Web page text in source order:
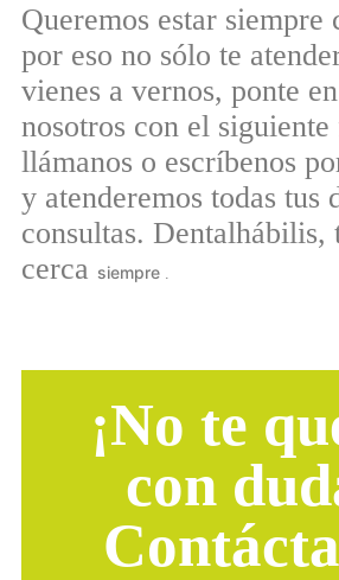
Queremos estar siempre
por eso no sólo te
vienes a vernos, ponte
nosotros con el
llámanos o escríbenos
y atenderemos todas tus
consultas. Dentalhábilis,
cerca siempre
¡No te
con